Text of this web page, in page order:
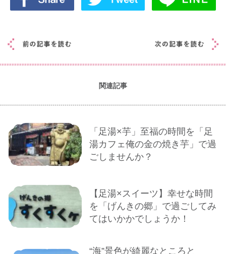
関連記事
「足湯×芋」至福の時間を「足
湯カフェ俺の金の焼き芋」で過
ごしませんか？
【足湯×スイーツ】幸せな時間
を「げんきの郷」で過ごしてみ
てはいかかでしょうか！
“海”景色が綺麗なところと